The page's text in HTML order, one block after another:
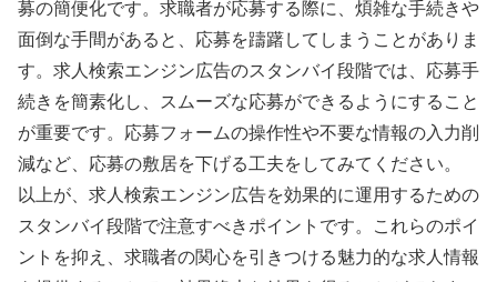
募の簡便化です。求職者が応募する際に、煩雑な手続きや
面倒な手間があると、応募を躊躇してしまうことがありま
す。求人検索エンジン広告のスタンバイ段階では、応募手
続きを簡素化し、スムーズな応募ができるようにすること
が重要です。応募フォームの操作性や不要な情報の入力削
減など、応募の敷居を下げる工夫をしてみてください。
以上が、求人検索エンジン広告を効果的に運用するための
スタンバイ段階で注意すべきポイントです。これらのポイ
ントを抑え、求職者の関心を引きつける魅力的な求人情報